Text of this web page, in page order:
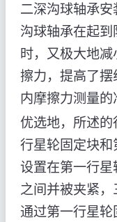
二深沟球轴承
沟球轴承在起
时，又极大地
擦力，提高了
内摩擦力测量的
优选地，所述
行星轮固定块
设置在第一行
之间并被夹紧
通过第一行星轮